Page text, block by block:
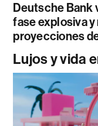
Deutsche Bank
fase explosiva
proyecciones
Lujos y vida